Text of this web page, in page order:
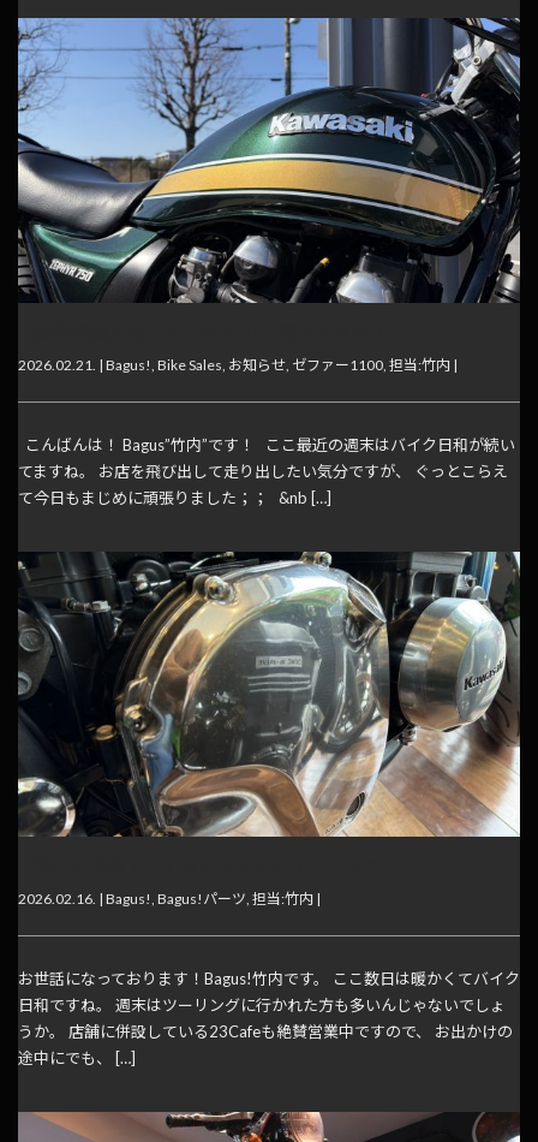
2026.02.21. | Bagus!, Bike Sales, お知らせ, ゼファー1100, 担当:竹内 |
こんばんは！ Bagus”竹内”です！ ここ最近の週末はバイク日和が続い
てますね。 お店を飛び出して走り出したい気分ですが、 ぐっとこらえ
て今日もまじめに頑張りました；； &nb […]
2026.02.16. | Bagus!, Bagus!パーツ, 担当:竹内 |
お世話になっております！Bagus!竹内です。 ここ数日は暖かくてバイク
日和ですね。 週末はツーリングに行かれた方も多いんじゃないでしょ
うか。 店舗に併設している23Cafeも絶賛営業中ですので、 お出かけの
途中にでも、 […]